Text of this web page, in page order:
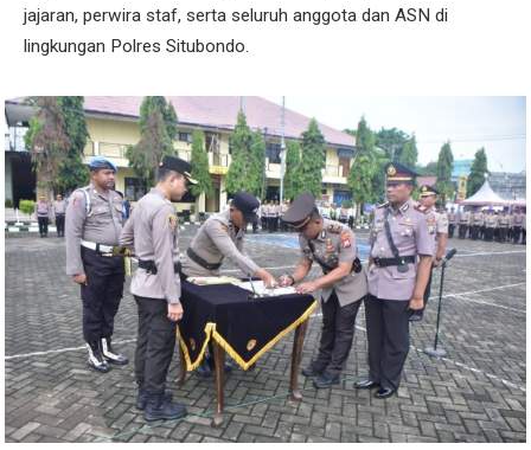
jajaran, perwira staf, serta seluruh anggota dan ASN di
lingkungan Polres Situbondo.